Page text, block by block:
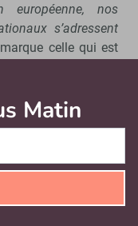
européenne, nos
s’adressent
celle qui est
nouveau logo, avec
: le rouge.
l’idée d’onde,
Matin